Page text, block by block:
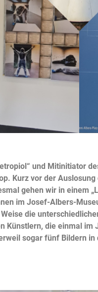
und Mitinitiator
Kurz vor der
gehen wir in einem
im Josef-Albers-
die
Künstlern, die einmal
sogar fünf Bildern